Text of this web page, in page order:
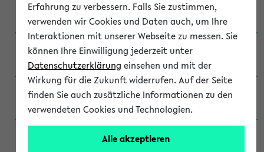
Anglistik: British and American Studies / B.A.
(Einschreibung bis WiSe 16/17)
Anglistik: British and American Studies / B.A.
(Einschreibung bis SoSe 2015)
Anglistik: British and American Studies / B.A.
(Einschreibung bis SoSe 2013)
Anglistik: British and American Studies / Ba
(Einschreibung bis SoSe 2011)
Erfahrung zu verbessern. Falls Sie zustimmen,
verwenden wir Cookies und Daten auch, um Ihre
Interaktionen mit unserer Webseite zu messen. Sie
können Ihre Einwilligung jederzeit unter
Datenschutzerklärung einsehen und mit der
Wirkung für die Zukunft widerrufen. Auf der Seite
finden Sie auch zusätzliche Informationen zu den
verwendeten Cookies und Technologien.
Alle akzeptieren